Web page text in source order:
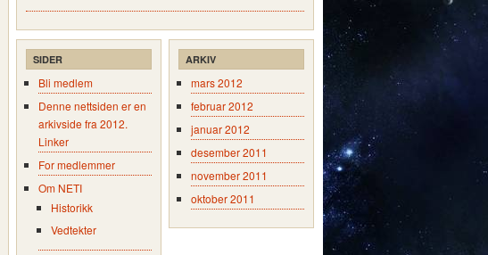
SIDER
Bli medlem
Denne nettsiden er en
arkivside fra 2012.
Linker
For medlemmer
Om NETI
Historikk
Vedtekter
ARKIV
mars 2012
februar 2012
januar 2012
desember 2011
november 2011
oktober 2011